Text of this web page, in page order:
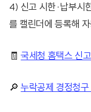
4) 신고 시한·납부시
를 캘린더에 등록해
🧾국세청 홈택스 신
🔎누락공제 경정청구